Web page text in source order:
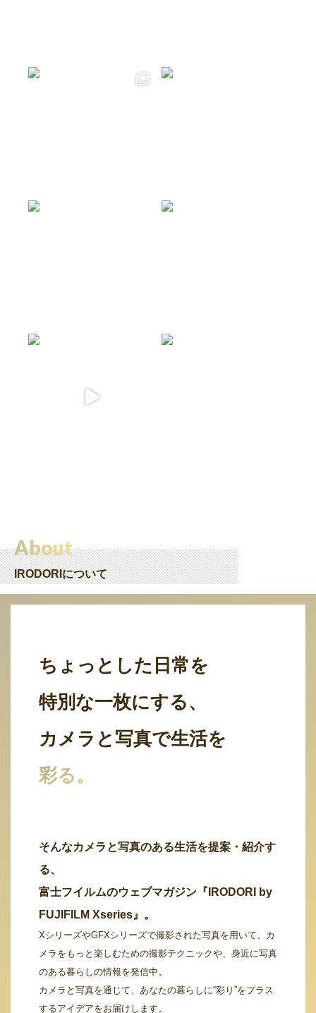
About
IRODORIについて
ちょっとした日常を
特別な一枚にする、
カメラと写真で生活を
彩る。
そんなカメラと写真のある生活を提案・紹介す
る、
富士フイルムのウェブマガジン『IRODORI by
FUJIFILM Xseries』。
XシリーズやGFXシリーズで撮影された写真を用いて、カ
メラをもっと楽しむための撮影テクニックや、身近に写真
のある暮らしの情報を発信中。
カメラと写真を通じて、あなたの暮らしに“彩り”をプラス
するアイデアをお届けします。